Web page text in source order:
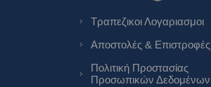
Τραπεζικοι Λογαριασμοι
Αποστολές & Επιστροφές
Πολιτική Προστασίας
Προσωπικών Δεδομένων